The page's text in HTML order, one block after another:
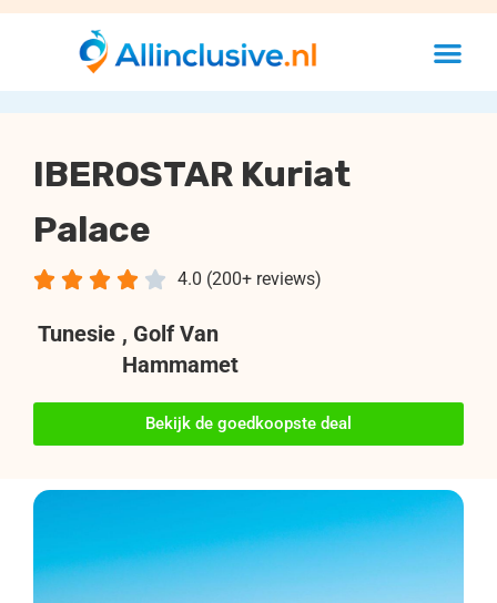
IBEROSTAR Kuriat
Palace
4.0 (200+ reviews)
    
Tunesie , Golf Van
Hammamet
Bekijk de goedkoopste deal